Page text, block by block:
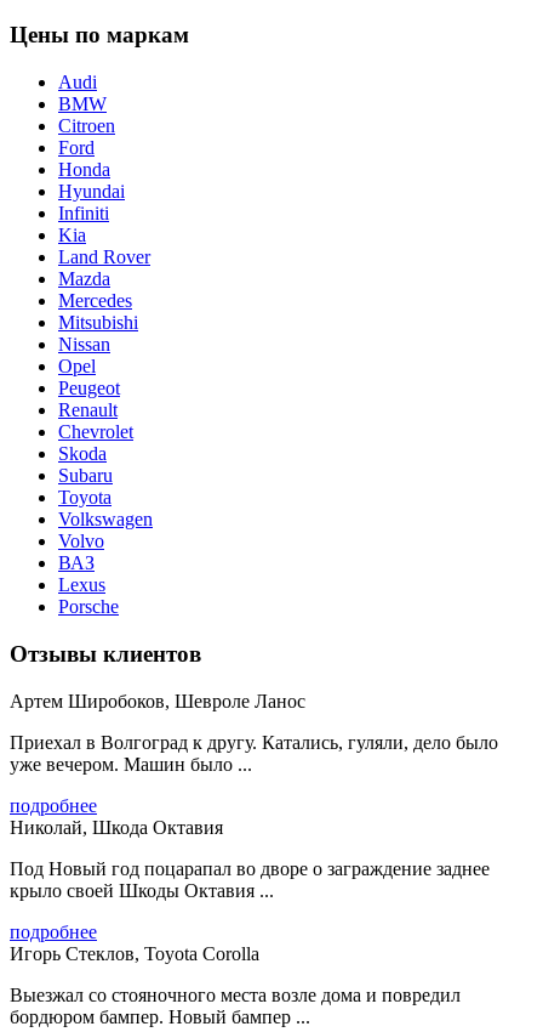
Цены по маркам
Audi
BMW
Citroen
Ford
Honda
Hyundai
Infiniti
Kia
Land Rover
Mazda
Mercedes
Mitsubishi
Nissan
Opel
Peugeot
Renault
Chevrolet
Skoda
Subaru
Toyota
Volkswagen
Volvo
ВАЗ
Lexus
Porsche
Отзывы клиентов
Артем Широбоков, Шевроле Ланос
Приехал в Волгоград к другу. Катались, гуляли, дело было
уже вечером. Машин было ...
подробнее
Николай, Шкода Октавия
Под Новый год поцарапал во дворе о заграждение заднее
крыло своей Шкоды Октавия ...
подробнее
Игорь Стеклов, Toyota Corolla
Выезжал со стояночного места возле дома и повредил
бордюром бампер. Новый бампер ...